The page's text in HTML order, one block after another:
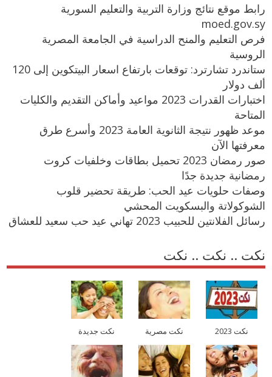
رابط موقع نتائج وزارة التربية والتعليم السورية
moed.gov.sy
فرص التعليم والمنح الدراسية في الجامعة المصرية
الروسية
ستاندرد تشارترد: توقعات بارتفاع اسعار البيتكوين إلى 120
ألف دولار
اختبارات القدرات 2023 مواعيد وأماكن التقديم والكليات
المتاحة
موعد ظهور نتيجة الثانوية العامة 2023 وأسرع طرق
معرفتها الآن
صور رمضان 2023 تحميل بطاقات وخلفيات كروت
رمضانية جديدة جدًا
وصفات حلويات عيد الحب: طريقة تحضير قلوب
الشوكولاتة والبسكويت المحشي
رسائل الفلانتين للحبيب 2023 تهاني عيد حب سعيد للعشاق
نكت .. نكت .. نكت
نكت 2023 نكت مصرية نكت جديدة